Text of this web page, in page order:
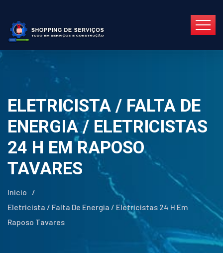
ELETRICISTA / FALTA DE
ENERGIA / ELETRICISTAS
24 H EM RAPOSO
TAVARES
Início
/
Eletricista / Falta De Energia / Eletricistas 24 H Em
Raposo Tavares